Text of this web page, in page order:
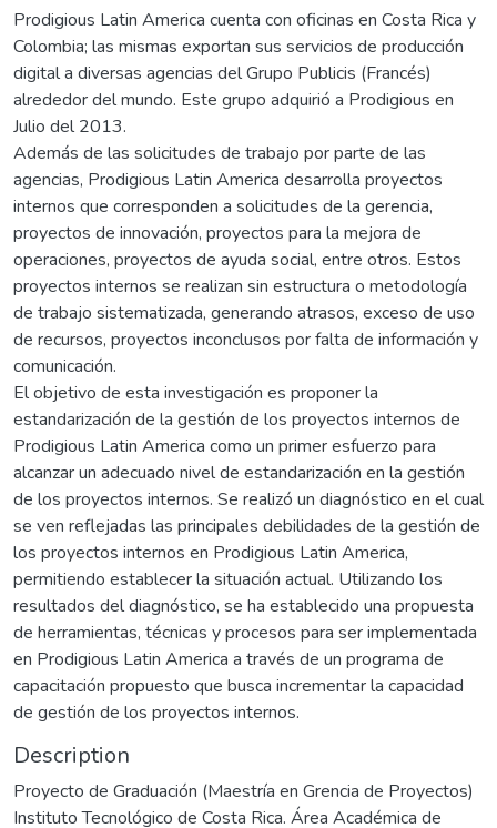
Prodigious Latin America cuenta con oficinas en Costa Rica y
Colombia; las mismas exportan sus servicios de producción
digital a diversas agencias del Grupo Publicis (Francés)
alrededor del mundo. Este grupo adquirió a Prodigious en
Julio del 2013.
Además de las solicitudes de trabajo por parte de las
agencias, Prodigious Latin America desarrolla proyectos
internos que corresponden a solicitudes de la gerencia,
proyectos de innovación, proyectos para la mejora de
operaciones, proyectos de ayuda social, entre otros. Estos
proyectos internos se realizan sin estructura o metodología
de trabajo sistematizada, generando atrasos, exceso de uso
de recursos, proyectos inconclusos por falta de información y
comunicación.
El objetivo de esta investigación es proponer la
estandarización de la gestión de los proyectos internos de
Prodigious Latin America como un primer esfuerzo para
alcanzar un adecuado nivel de estandarización en la gestión
de los proyectos internos. Se realizó un diagnóstico en el cual
se ven reflejadas las principales debilidades de la gestión de
los proyectos internos en Prodigious Latin America,
permitiendo establecer la situación actual. Utilizando los
resultados del diagnóstico, se ha establecido una propuesta
de herramientas, técnicas y procesos para ser implementada
en Prodigious Latin America a través de un programa de
capacitación propuesto que busca incrementar la capacidad
de gestión de los proyectos internos.
Description
Proyecto de Graduación (Maestría en Grencia de Proyectos)
Instituto Tecnológico de Costa Rica. Área Académica de